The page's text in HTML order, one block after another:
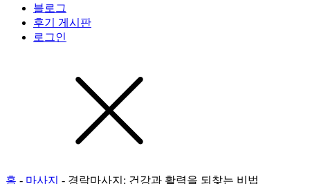
블로그
후기 게시판
로그인
홈 - 마사지 - 경락마사지: 건강과 활력을 되찾는 비법